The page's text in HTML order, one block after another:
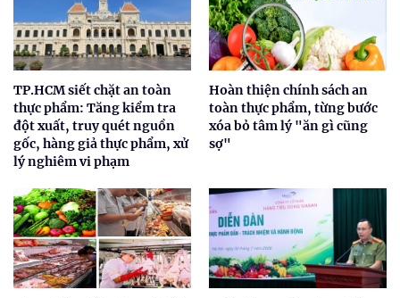
TP.HCM siết chặt an toàn
thực phẩm: Tăng kiểm tra
đột xuất, truy quét nguồn
gốc, hàng giả thực phẩm, xử
lý nghiêm vi phạm
Hoàn thiện chính sách an
toàn thực phẩm, từng bước
xóa bỏ tâm lý "ăn gì cũng
sợ"